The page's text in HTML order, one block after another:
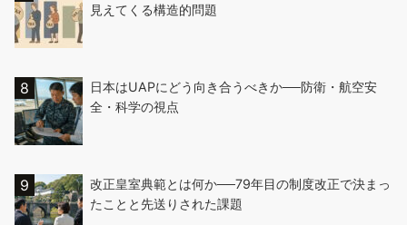
見えてくる構造的問題
日本はUAPにどう向き合うべきか──防衛・航空安
全・科学の視点
改正皇室典範とは何か──79年目の制度改正で決まっ
たことと先送りされた課題